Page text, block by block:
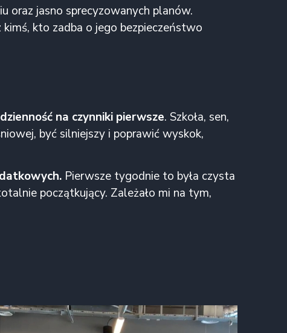
oraz jasno sprecyzowanych planów.
kimś, kto zadba o jego bezpieczeństwo
na czynniki pierwsze. Szkoła, sen,
być silniejszy i poprawić wyskok,
Pierwsze tygodnie to była czysta
początkujący. Zależało mi na tym,